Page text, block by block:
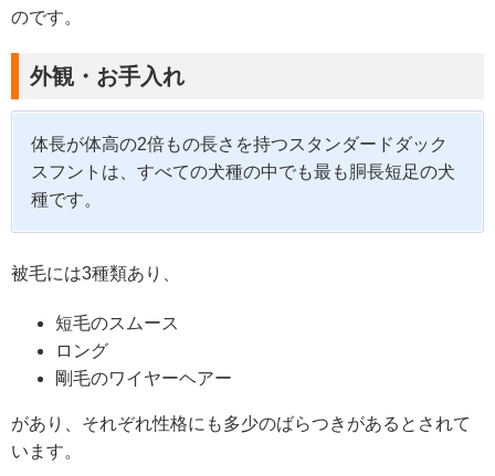
のです。
外観・お手入れ
体長が体高の2倍もの長さを持つスタンダードダック
スフントは、すべての犬種の中でも最も胴長短足の犬
種です。
被毛には3種類あり、
短毛のスムース
ロング
剛毛のワイヤーヘアー
があり、それぞれ性格にも多少のばらつきがあるとされて
います。